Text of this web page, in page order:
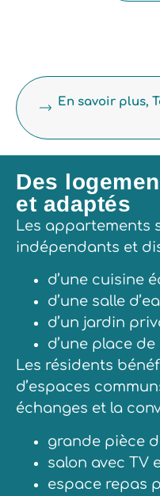
En savoir plus,
Des
et adaptés
Les appartements
indépendants et
d’une cuisine
d’une salle
d’un jardin
d’une place
Les résidents
d’espaces
échanges et la
grande pièce
salon avec TV
espace repas